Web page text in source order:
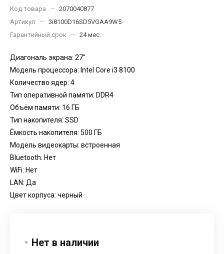
Код товара
— 2070040877
Артикул
— 3i8100D16SD5VGAA9W5
Гарантийный срок
— 24 мес.
Диагональ экрана: 27"
Модель процессора: Intel Core i3 8100
Количество ядер: 4
Тип оперативной памяти: DDR4
Объём памяти: 16 ГБ
Тип накопителя: SSD
Ёмкость накопителя: 500 ГБ
Модель видеокарты: встроенная
Bluetooth: Нет
WiFi: Нет
LAN: Да
Цвет корпуса: черный
Нет в наличии